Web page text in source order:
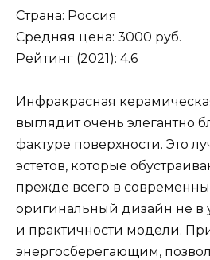
Страна: Россия
Средняя цена: 3000 руб.
Рейтинг (2021): 4.6
Инфракрасная
выглядит очень элегантно
фактуре поверхности. Это
эстетов, которые
прежде всего в
оригинальный дизайн не в
и практичности модели.
энергосберегающим,